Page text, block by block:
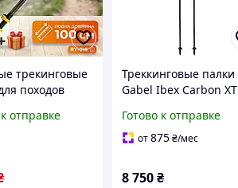
трекинговые
походов
с
отправке
Треккинговые палки
Gabel Ibex Carbon XT
телескопические 116-
135 см для треккинга
гор
Готово к отправке
от875₴/мес
8 750₴